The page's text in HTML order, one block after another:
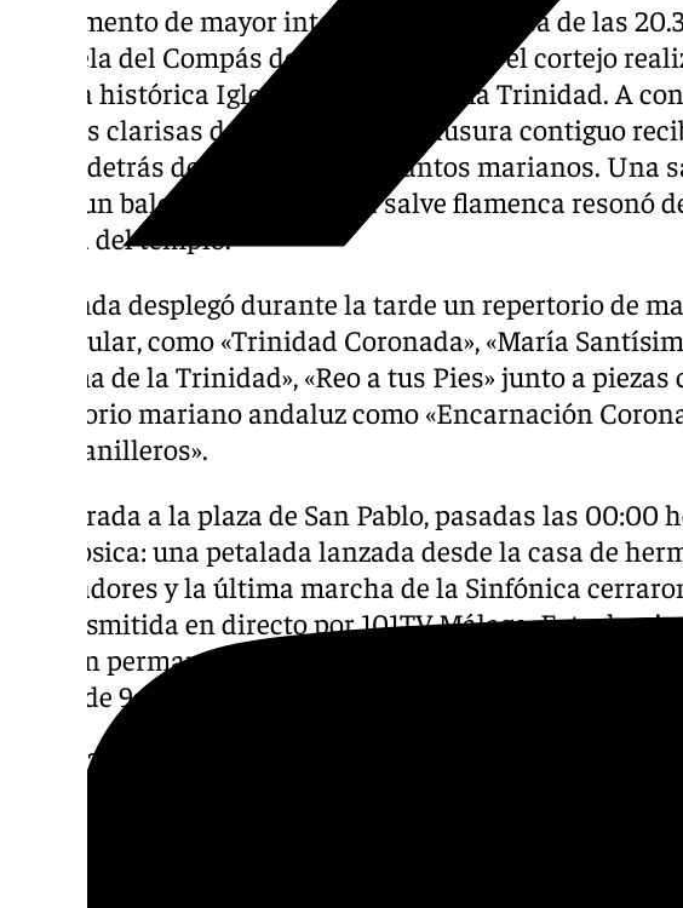
El momento de mayor intensidad llegó cerca de las
plazuela del Compás de la Trinidad. Allí, el cortejo
ante la histórica Iglesia de la Santísima Trinidad. A
monjas clarisas del convento de clausura contiguo
desde detrás de las rejas, entre cantos marianos. Una
desdeun balcón cercano y una salve flamenca resonó
puerta del templo.
La banda desplegó durante la tarde un repertorio de
a la titular, como «Trinidad Coronada», «María
y «Alma de la Trinidad», «Reo a tus Pies» junto a
repertorio mariano andaluz como «Encarnación
Campanilleros».
La entrada a la plaza de San Pablo, pasadas las 00:00
apoteósica: una petalada lanzada desde la casa de
atronadores y la última marcha de la Sinfónica
retransmitida en directo por 101TV Málaga. Este
imagen permanecerá expuesta para el besamanos en la
Pablo de 9:00 a 19:00 horas.
A las 12:00 se celebra la Función Principal de Instituto,